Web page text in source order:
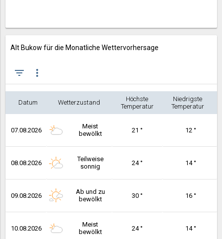
Alt Bukow für die Monatliche Wettervorhersage
filter_list more_vert
Datum Wetterzustand
Höchste
Temperatur
Niedrigste
Temperatur
07.08.2026
Meist
bewölkt
21 ° 12 °
08.08.2026
Teilweise
sonnig
24 ° 14 °
09.08.2026
Ab und zu
bewölkt
30 ° 16 °
10.08.2026
Meist
bewölkt
24 ° 14 °